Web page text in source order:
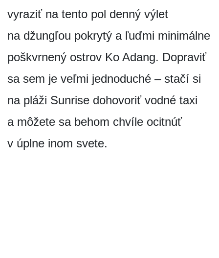
vyraziť na tento pol denný výlet
na džungľou pokrytý a ľuďmi minimálne
poškvrnený ostrov Ko Adang. Dopraviť
sa sem je veľmi jednoduché – stačí si
na pláži Sunrise dohovoriť vodné taxi
a môžete sa behom chvíle ocitnúť
v úplne inom svete.